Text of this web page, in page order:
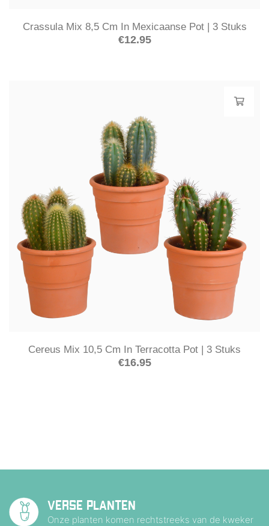
Crassula Mix 8,5 Cm In Mexicaanse Pot | 3 Stuks
€12.95
Cereus Mix 10,5 Cm In Terracotta Pot | 3 Stuks
€16.95
VERSE PLANTEN
Onze planten komen rechtstreeks van de kweker